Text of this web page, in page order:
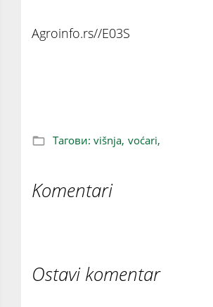
Agroinfo.rs//E03S
Тагови: višnja, voćari,
Komentari
Ostavi komentar